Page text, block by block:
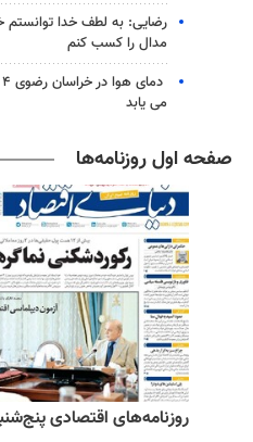
رضایی: به لطف خدا توانستم
مدال را کسب کنم
می یابد
صفحه اول روزنامه‌ها
روزنامه‌های اقتصادی پنج‌شنبه ۱۵ مرداد